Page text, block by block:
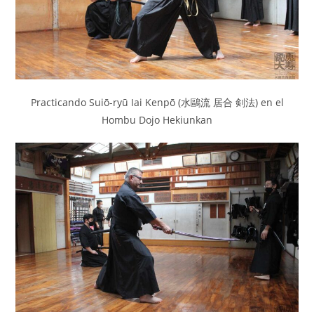
Practicando Suiō-ryū Iai Kenpō (水鷗流 居合 剣法) en el
Hombu Dojo Hekiunkan